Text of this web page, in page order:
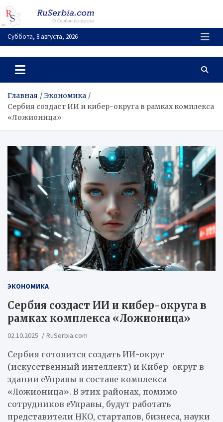
Перейти
содержимому
Суббота, 8 августа, 2026
RuSerbia.com
О Сербии – по-русски
Главная
Экономика
Сербия создаст ИИ и кибер-округа в рамках комплекса
«Ложионица»
ЭКОНОМИКА
Сербия создаст ИИ и кибер-округа в
рамках комплекса «Ложионица»
02.10.2025 RuSerbia.com
Сербия готовится создать ИИ-округ
(искусственный интеллект) и Кибер-округ в
здании еУправы в составе комплекса
«Ложионица». В этих районах, помимо
сотрудников еУправы, будут работать
представители НКО, стартапов, бизнеса, науки